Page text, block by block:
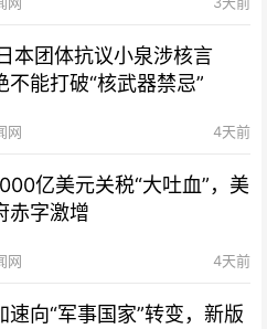
本团体抗议小泉涉核言
不能打破“核武器禁忌”
网 4天前
亿美元关税“大吐血”，美
赤字激增
网 4天前
速向“军事国家”转变，新版